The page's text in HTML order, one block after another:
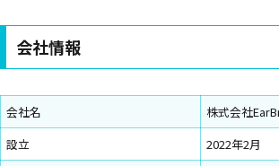
会社情報
会社名
株式会社
設立
2022年2月